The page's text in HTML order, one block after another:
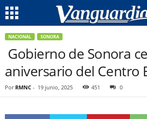
NACIONAL SONORA
Gobierno de Sonora
aniversario del Centro
Por RMNC - 19 junio, 2025 451 0